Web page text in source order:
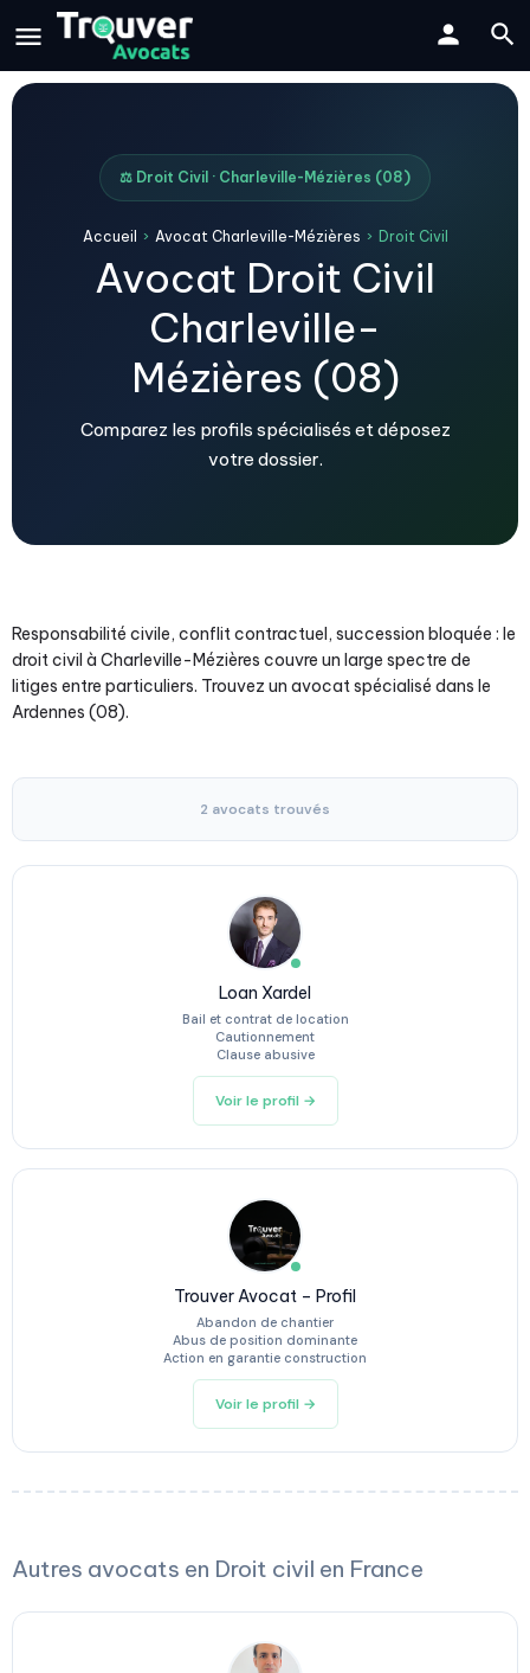
⚖️ Droit Civil · Charleville-Mézières (08)
Accueil › Avocat Charleville-Mézières › Droit Civil
Avocat Droit Civil
Charleville-
Mézières (08)
Comparez les profils spécialisés et déposez
votre dossier.
Responsabilité civile, conflit contractuel, succession bloquée : le
droit civil à Charleville-Mézières couvre un large spectre de
litiges entre particuliers. Trouvez un avocat spécialisé dans le
Ardennes (08).
2 avocats trouvés
Loan Xardel
Bail et contrat de location
Cautionnement
Clause abusive
Voir le profil →
Trouver Avocat – Profil
Abandon de chantier
Abus de position dominante
Action en garantie construction
Voir le profil →
Autres avocats en Droit civil en France